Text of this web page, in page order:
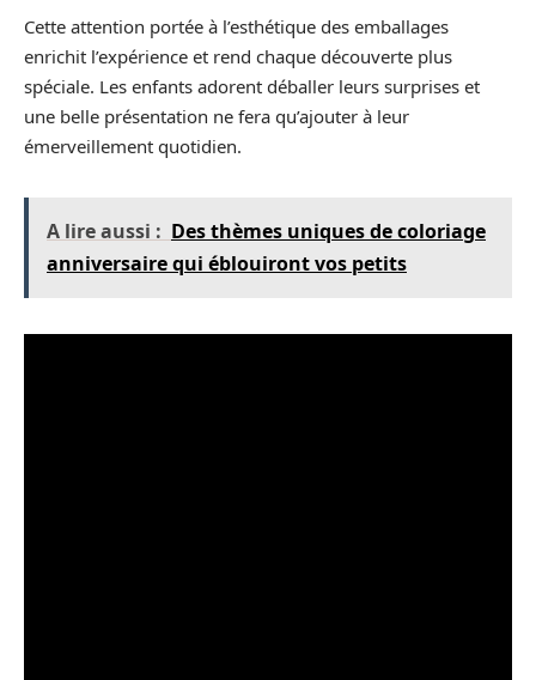
Cette attention portée à l’esthétique des emballages
enrichit l’expérience et rend chaque découverte plus
spéciale. Les enfants adorent déballer leurs surprises et
une belle présentation ne fera qu’ajouter à leur
émerveillement quotidien.
A lire aussi : Des thèmes uniques de coloriage
anniversaire qui éblouiront vos petits